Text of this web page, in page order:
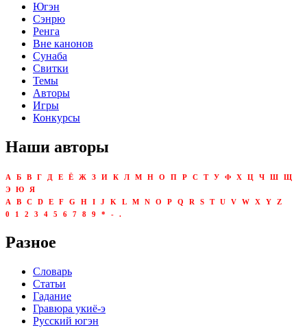
Югэн
Сэнрю
Ренга
Вне канонов
Сунаба
Свитки
Темы
Авторы
Игры
Конкурсы
Наши авторы
А Б В Г Д Е Ё Ж З И К Л М Н О П Р С Т У Ф Х Ц Ч Ш
Щ
Э
Ю
Я
A
B C D E F G H I J K L M N O P Q R S T U V W X Y
Z
0
1 2 3 4 5 6 7 8 9 * - .
Разное
Словарь
Статьи
Гадание
Гравюра укиё-э
Русский югэн